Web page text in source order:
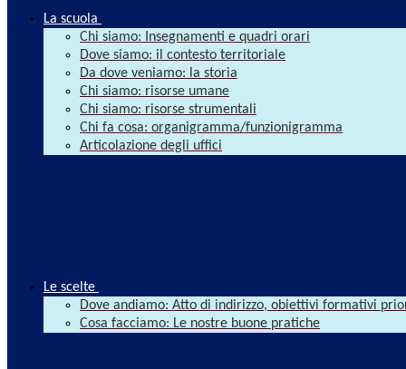
La scuola
Chi siamo: Insegnamenti e quadri orari
Dove siamo: il contesto territoriale
Da dove veniamo: la storia
Chi siamo: risorse umane
Chi siamo: risorse strumentali
Chi fa cosa: organigramma/funzionigramma
Articolazione degli uffici
Le scelte
Dove andiamo: Atto di indirizzo, obiettivi formativi
Cosa facciamo: Le nostre buone pratiche